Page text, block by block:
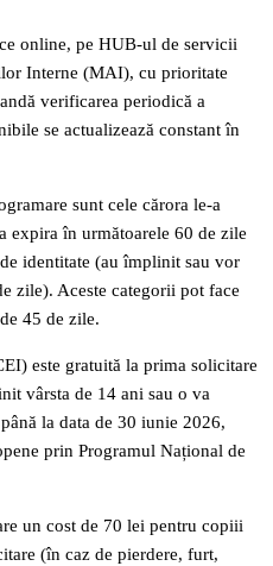
online, pe HUB-ul de servicii
Interne (MAI), cu prioritate
verificarea periodică a
se actualizează constant în
sunt cele cărora le-a
expira în următoarele 60 de zile
identitate (au împlinit sau vor
zile). Aceste categorii pot face
45 de zile.
este gratuită la prima solicitare
vârsta de 14 ani sau o va
la data de 30 iunie 2026,
prin Programul Național de
un cost de 70 lei pentru copiii
(în caz de pierdere, furt,